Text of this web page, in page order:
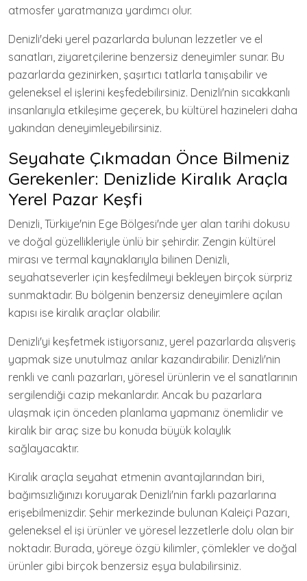
atmosfer yaratmanıza yardımcı olur.
Denizli'deki yerel pazarlarda bulunan lezzetler ve el
sanatları, ziyaretçilerine benzersiz deneyimler sunar. Bu
pazarlarda gezinirken, şaşırtıcı tatlarla tanışabilir ve
geleneksel el işlerini keşfedebilirsiniz. Denizli'nin sıcakkanlı
insanlarıyla etkileşime geçerek, bu kültürel hazineleri daha
yakından deneyimleyebilirsiniz.
Seyahate Çıkmadan Önce Bilmeniz
Gerekenler: Denizlide Kiralık Araçla
Yerel Pazar Keşfi
Denizli, Türkiye'nin Ege Bölgesi'nde yer alan tarihi dokusu
ve doğal güzellikleriyle ünlü bir şehirdir. Zengin kültürel
mirası ve termal kaynaklarıyla bilinen Denizli,
seyahatseverler için keşfedilmeyi bekleyen birçok sürpriz
sunmaktadır. Bu bölgenin benzersiz deneyimlere açılan
kapısı ise kiralık araçlar olabilir.
Denizli'yi keşfetmek istiyorsanız, yerel pazarlarda alışveriş
yapmak size unutulmaz anılar kazandırabilir. Denizli'nin
renkli ve canlı pazarları, yöresel ürünlerin ve el sanatlarının
sergilendiği cazip mekanlardır. Ancak bu pazarlara
ulaşmak için önceden planlama yapmanız önemlidir ve
kiralık bir araç size bu konuda büyük kolaylık
sağlayacaktır.
Kiralık araçla seyahat etmenin avantajlarından biri,
bağımsızlığınızı koruyarak Denizli'nin farklı pazarlarına
erişebilmenizdir. Şehir merkezinde bulunan Kaleiçi Pazarı,
geleneksel el işi ürünler ve yöresel lezzetlerle dolu olan bir
noktadır. Burada, yöreye özgü kilimler, çömlekler ve doğal
ürünler gibi birçok benzersiz eşya bulabilirsiniz.